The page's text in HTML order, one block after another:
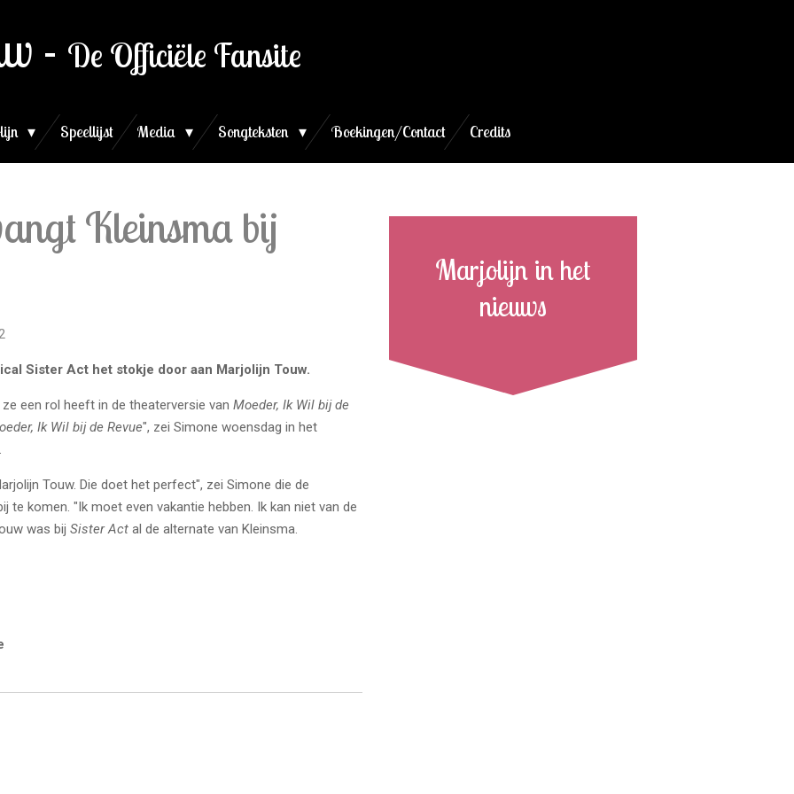
- De Officiële Fansite
Speellijst Media Songteksten Boekingen/Contact Credits
Kleinsma bij
Sister Act het stokje door aan Marjolijn Touw.
een rol heeft in de theaterversie van Moeder, Ik Wil bij de
Ik Wil bij de Revue", zei Simone woensdag in het
Touw. Die doet het perfect", zei Simone die de
te komen. "Ik moet even vakantie hebben. Ik kan niet van de
was bij Sister Act al de alternate van Kleinsma.
Marjolijn in het
nieuws